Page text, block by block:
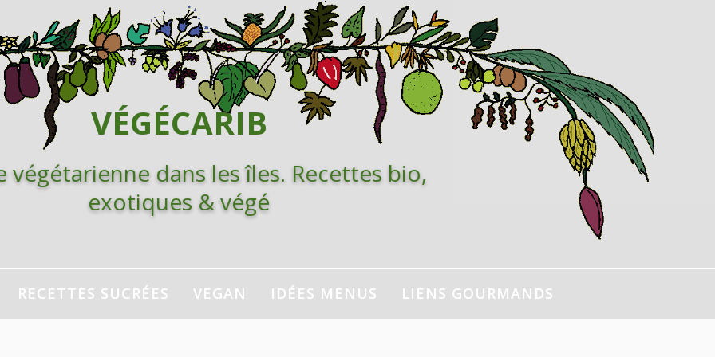
VÉGÉCARIB
végétarienne dans les îles. Recettes bio,
exotiques & végé
RECETTES SUCRÉES VEGAN IDÉES MENUS LIENS GOURMANDS